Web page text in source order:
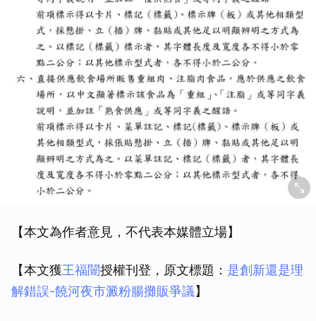
【本文為作者意見，不代表本媒體立場】
【本文獲王福闓授權刊登，原文標題： 是創新還是理
解錯誤-饒河夜市澱粉腸攤販爭議】
取消